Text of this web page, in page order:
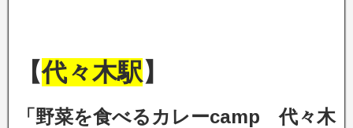
【代々木駅】
「野菜を食べるカレーcamp 代々木